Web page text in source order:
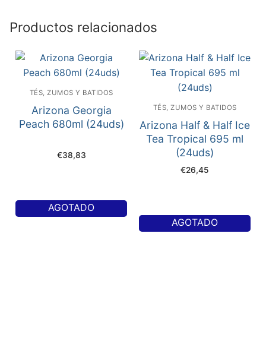
Productos relacionados
TÉS, ZUMOS Y BATIDOS
Arizona Georgia
Peach 680ml (24uds)
€38,83
AGOTADO
TÉS, ZUMOS Y BATIDOS
Arizona Half & Half Ice
Tea Tropical 695 ml
(24uds)
€26,45
AGOTADO